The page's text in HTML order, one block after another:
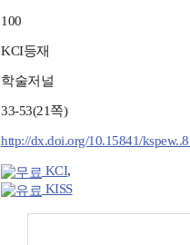
100
KCI등재
학술저널
33-53(21쪽)
http://dx.doi.org/10.15841/
KCI,
KISS